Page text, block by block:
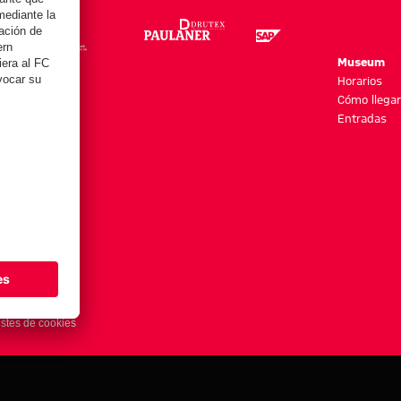
y más
Museum
Horarios
Cómo llegar
Entradas
de cookies